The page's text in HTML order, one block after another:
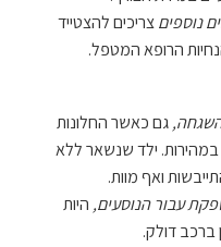
נוספיםצריכים להצטייד
הרופא המטפל.
גם כאשר החלונות
ילד שנשאר ללא
ואף מוות.
עבור הנוסעים, היות
ברכב דולק.